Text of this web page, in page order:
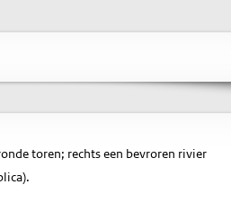
toren; rechts een bevroren rivier